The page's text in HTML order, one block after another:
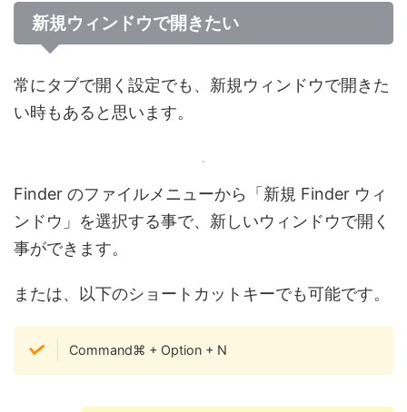
新規ウィンドウで開きたい
常にタブで開く設定でも、新規ウィンドウで開きた
い時もあると思います。
Finder のファイルメニューから「新規 Finder ウィ
ンドウ」を選択する事で、新しいウィンドウで開く
事ができます。
または、以下のショートカットキーでも可能です。
Command⌘ + Option + N